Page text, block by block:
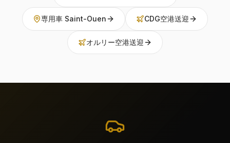
専用車 Saint-Ouen CDG空港送迎
オルリー空港送迎